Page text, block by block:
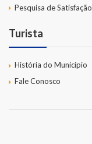
Pesquisa de Satisfação
Turista
História do Município
Fale Conosco